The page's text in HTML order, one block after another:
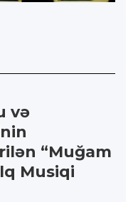
və
“Muğam
Musiqi